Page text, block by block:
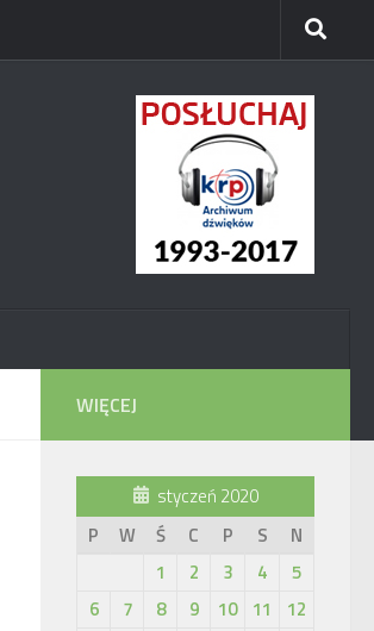
WIĘCEJ
styczeń 2020
P
W Ś C P S
N
1
2 3 4
5
6
7 8 9 10 11
12